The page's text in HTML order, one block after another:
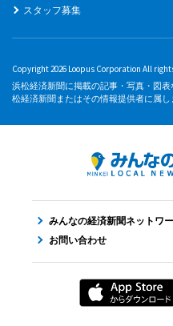
スタッフ募集
Copyright 2026 Loopus Corporation All
浜松経済新聞に掲載の記事・写真・図
松経済新聞またはその情報提供者に属し
みんなの経済新聞ネットワ
お問い合わせ